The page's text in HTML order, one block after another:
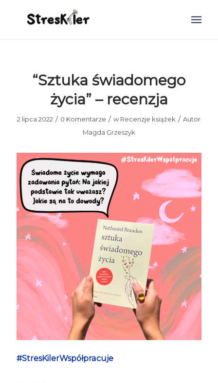
“Sztuka świadomego
życia” – recenzja
2 lipca 2022 / 0 Komentarze / wRecenzje książek / Autor
Magda Grzeszyk
#StresKilerWspółpracuje